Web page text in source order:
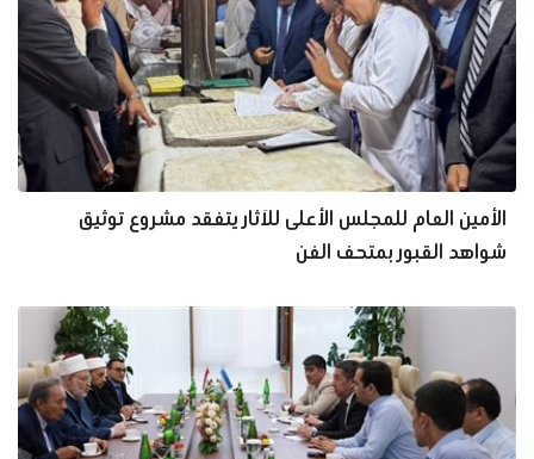
الأمين العام للمجلس الأعلى للآثار يتفقد مشروع توثيق
شواهد القبور بمتحف الفن